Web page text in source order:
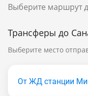
Выберите маршрут
Трансферы до
Выберите место
От ЖД станции